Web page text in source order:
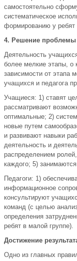
самостоятельно
систематическое
формированию у ребят
4. Решение проблемы
Деятельность
более мелкие этапы, о
зависимости от этапа
учащихся и педагога
Учащиеся: 1) ставят
рассматривают
оптимальные; 2)
новые путем
и развивают навыки
деятельность и
распределением
каждого; 5)
Педагоги: 1)
информационное
консультируют
команд (с целью
определения
ребят в малой группе).
Достижение
Одно из главных